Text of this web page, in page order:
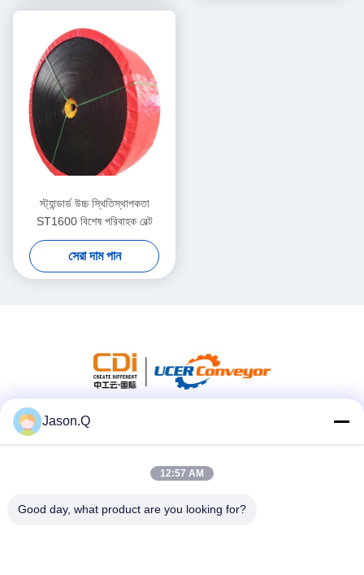
স্ট্যান্ডার্ড উচ্চ স্থিতিস্থাপকতা
ST1600 বিশেষ পরিবাহক বেল্ট
সেরা দাম পান
দ্রুত যোগাযোগ
Jason.Q
12:57 AM
Good day, what product are you looking for?